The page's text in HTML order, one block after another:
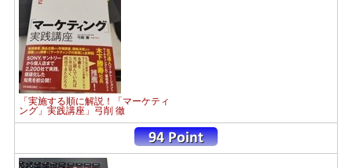
「実施する順に解説！「マーケティ
ング」実践講座」弓削 徹